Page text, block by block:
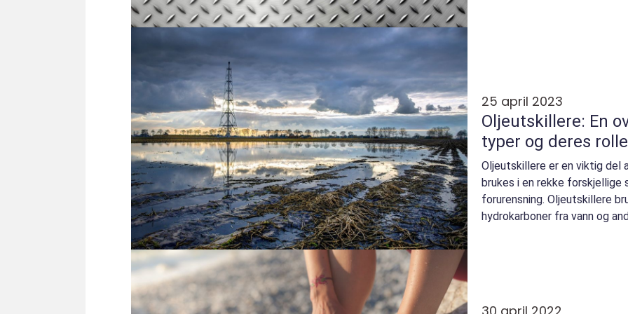
25 april 2023
Oljeutskillere: En
typer og deres
Oljeutskillere er en viktig del
brukes i en rekke forskjellige
forurensning. Oljeutskillere
hydrokarboner fra vann og